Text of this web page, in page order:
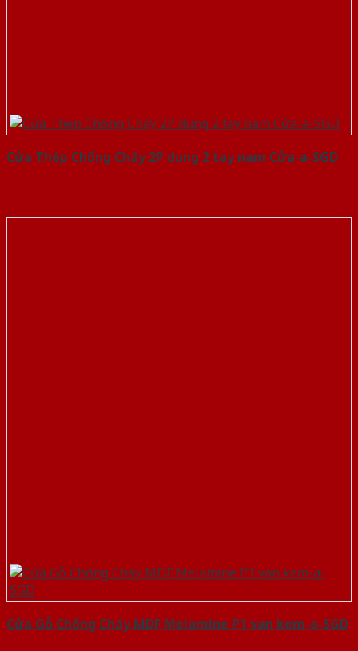
Cửa Thép Chống Cháy 2P dung 2 tay nam Cửa-a-SGD
Cửa Gỗ Chống Cháy MDF Melamine P1 van kem-a-SGD